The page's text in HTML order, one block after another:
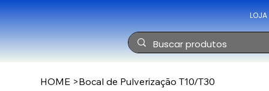
LOJA
HOME >Bocal de Pulverização T10/T30